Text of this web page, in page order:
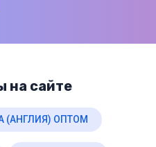
на сайте
(АНГЛИЯ) ОПТОМ